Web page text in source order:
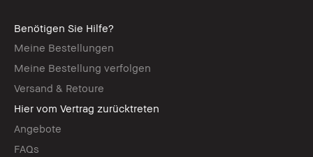
Benötigen Sie Hilfe?
Meine Bestellungen
Meine Bestellung verfolgen
Versand & Retoure
Hier vom Vertrag zurücktreten
Angebote
FAQs